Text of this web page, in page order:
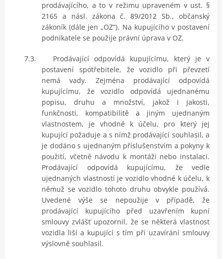
prodávajícího, a to v režimu upraveném v ust. §
2165 a násl. zákona č. 89/2012 Sb., občanský
zákoník (dále jen „OZ“). Na kupujícího v postavení
podnikatele se použije právní úprava v OZ.
7.3.
Prodávající odpovídá kupujícímu, který je v
postavení spotřebitele, že vozidlo při převzetí
nemá vady. Zejména prodávající odpovídá
kupujícímu, že vozidlo odpovídá ujednanému
popisu, druhu a množství, jakož i jakosti,
funkčnosti, kompatibilitě a jiným ujednaným
vlastnostem, je vhodné k účelu, pro který jej
kupující požaduje a s nímž prodávající souhlasil, a
je dodáno s ujednaným příslušenstvím a pokyny k
použití, včetně návodu k montáži nebo instalaci.
Prodávající odpovídá kupujícímu, že vedle
ujednaných vlastností je vozidlo vhodné k účelu, k
němuž se vozidlo tohoto druhu obvykle používá.
Uvedené výše se nepoužije v případě, že
prodávající kupujícího před uzavřením kupní
smlouvy zvlášť upozornil, že se některá vlastnost
vozidla liší a kupující s tím při uzavírání smlouvy
výslovně souhlasil.